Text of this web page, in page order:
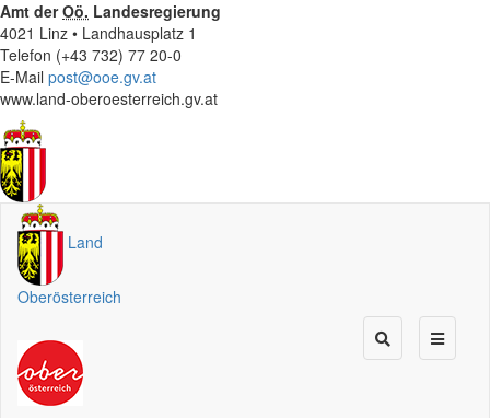
Amt derOö. Landesregierung
4021 Linz • Landhausplatz 1
Telefon (+43 732) 77 20-0
E-Mail post@ooe.gv.at
www.land-oberoesterreich.gv.at
Land
Oberösterreich